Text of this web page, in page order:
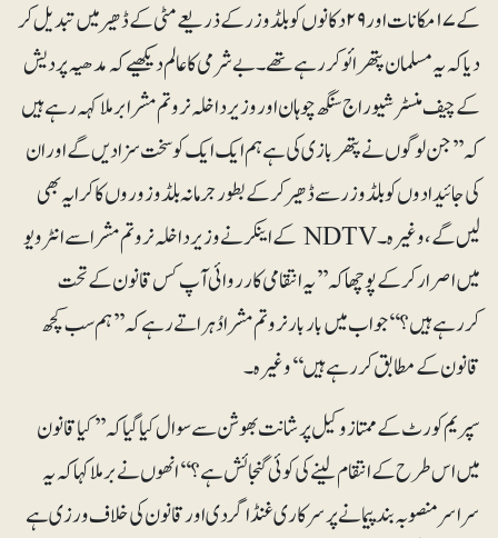
کے ۱۷مکانات اور ۲۹ دکانوں کو بلڈوزر کے ذریعے مٹی کے ڈھیر میں تبدیل کر
دیا کہ یہ مسلمان پتھرائو کر رہے تھے۔ بے شرمی کا عالم دیکھیے کہ مدھیہ پردیش
کے چیف منسٹر شیو راج سنگھ چوہان اوروزیر داخلہ نروتم مشرا برملا کہہ رہے ہیں
کہ ’’جن لوگوں نے پتھر بازی کی ہے ہم ایک ایک کوسخت سزا دیں گے اور ان
کی جائیدادوں کو بلڈوزر سے ڈھیر کرکے بطور جرمانہ بلڈوزوروں کا کرایہ بھی
لیں گے، وغیرہ۔ NDTV کے اینکر نے وزیر داخلہ نروتم مشرا سے انٹرویو
میں اصرار کرکے پوچھا کہ ’’یہ انتقامی کارروائی آپ کس قانون کے تحت
کررہے ہیں؟‘‘ جواب میں بار بار نروتم مشرا دُہراتے رہے کہ ’’ہم سب کچھ
قانون کےمطابق کررہے ہیں‘‘وغیرہ۔
سپریم کورٹ کے ممتاز وکیل پرشانت بھوشن سے سوال کیا گیا کہ ’’کیا قانون
میں اس طرح کے انتقام لینے کی کوئی گنجائش ہے؟‘‘ انھوں نے برملا کہا کہ یہ
سراسر منصوبہ بند پیمانے پر سرکاری غنڈا گردی اور قانون کی خلاف ورزی ہے